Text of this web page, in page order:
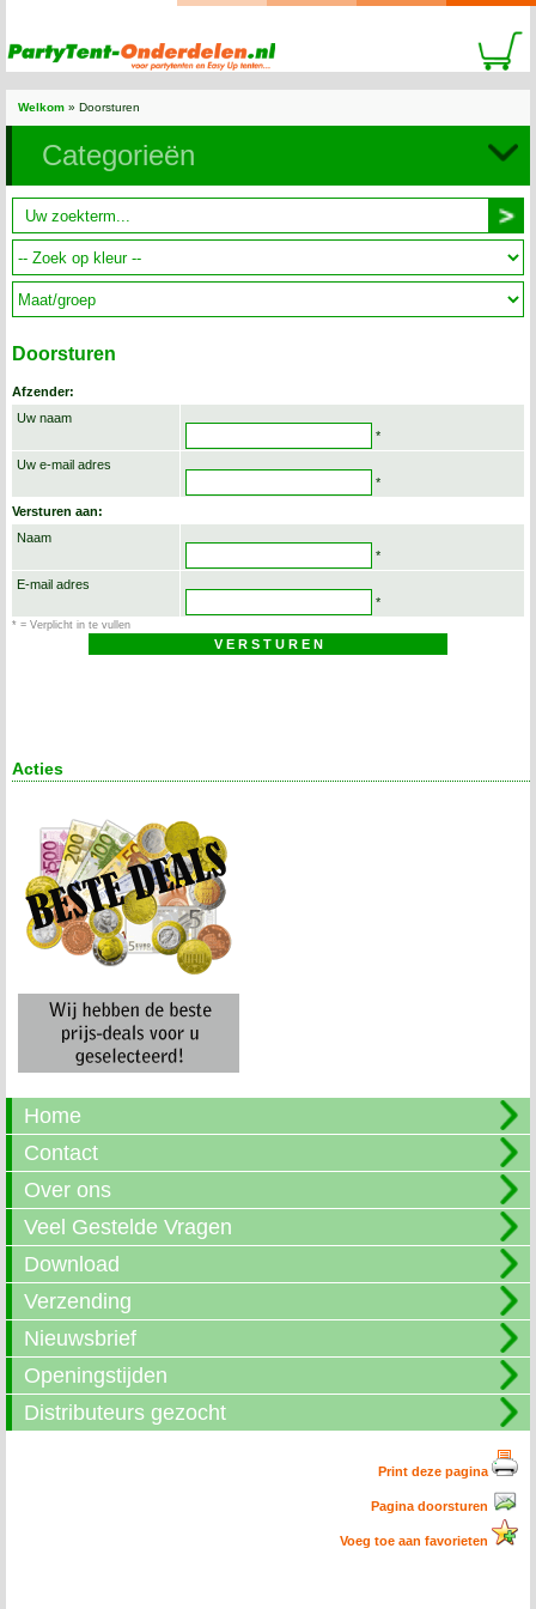
Welkom » Doorsturen
Categorieën
Doorsturen
Afzender:
Uw naam
*
Uw e-mail adres
*
Versturen aan:
Naam
*
E-mail adres
*
* = Verplicht in te vullen
Acties
Home
Contact
Over ons
Veel Gestelde Vragen
Download
Verzending
Nieuwsbrief
Openingstijden
Distributeurs gezocht
Print deze pagina
Pagina doorsturen
Voeg toe aan favorieten